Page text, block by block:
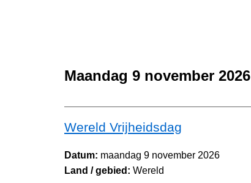
Maandag 9 november 2026
Wereld Vrijheidsdag
Datum: maandag 9 november 2026
Land / gebied: Wereld